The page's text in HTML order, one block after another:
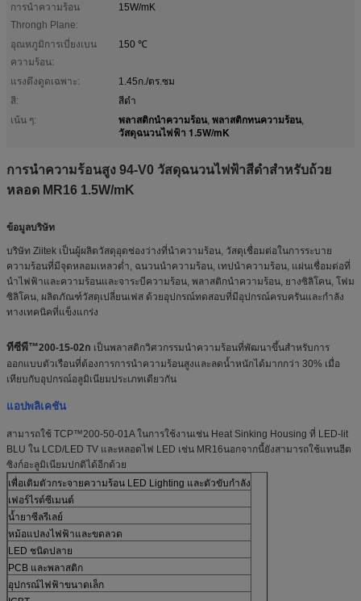
การนำความร้อน
Throngh Plane:
15W/mK
อุณหภูมิการเบี่ยงเบน
ความร้อน:
150 ℃
แรงดึงดูดเฉพาะ:
1.45ก./ตร.ซม
สี:
สีดำ
เน้น ๆ:
พลาสติกนำความร้อน, พลาสติกทนความร้อน,
วัสดุฉนวนไฟฟ้า 1.5W/mK
การนำความร้อนสูง 94-V0 วัสดุฉนวนไฟฟ้าสีดำสำหรับถ้วย
หลอด MR16 1.5W/mK
ข้อมูลบริษัท
บริษัท Ziitek เป็นผู้ผลิตวัสดุอุดช่องว่างที่นำความร้อน, วัสดุเชื่อมต่อในการระบาย
ความร้อนที่มีจุดหลอมเหลวต่ำ, ฉนวนนำความร้อน, เทปนำความร้อน, แผ่นเชื่อมต่อที่
นำไฟฟ้าและความร้อนและจาระบีความร้อน, พลาสติกนำความร้อน, ยางซิลิโคน, โฟม
ซิลิโคน, ผลิตภัณฑ์วัสดุเปลี่ยนเฟส ด้วยอุปกรณ์ทดสอบที่มีอุปกรณ์ครบครันและกำลัง
ทางเทคนิคที่แข็งแกร่ง
ทีซีพี™200-15-02ก เป็นพลาสติกวิศวกรรมนำความร้อนที่พัฒนาขึ้นสำหรับการ
ออกแบบตัวเรือนที่ต้องการการนำความร้อนสูงและลดน้ำหนักได้มากกว่า 30% เมื่อ
เทียบกับอุปกรณ์อลูมิเนียมประเภทเดียวกัน
แอปพลิเคชัน
สามารถใช้ TCP™200-50-01A ในการใช้งานเช่น Heat Sinking Housing ที่ LED-lit
BLU ใน LCD/LED TV และหลอดไฟ LED เช่น MR16นอกจากนี้ยังสามารถใช้แทนฮีต
ซิงก์อะลูมิเนียมปกติได้อีกด้วย
เพื่อเติมตัวกระจายความร้อน LED Lighting และตัวขับกำลัง
เฟอร์ไรต์ซีเมนต์
น้ำยาซีลรีเลย์
หม้อแปลงไฟฟ้าและขดลวด
LED ชนิดปลาย
PCB และพลาสติก
อุปกรณ์ไฟฟ้าขนาดเล็ก